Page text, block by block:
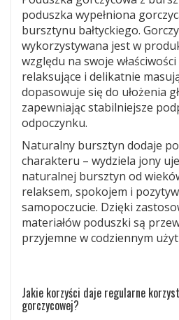
poduszka wypełniona
bursztynu bałtyckiego.
wykorzystywana jest w
względu na swoje
relaksujące i delikatnie
dopasowuje się do ułożenia
zapewniając stabilniejsze
odpoczynku.
Naturalny bursztyn dodaje
charakteru – wydziela jony
naturalnej bursztyn od
relaksem, spokojem i
samopoczucie. Dzięki
materiałów poduszki są
przyjemne w codziennym
Jakie korzyści daje regularne
gorczycowej?